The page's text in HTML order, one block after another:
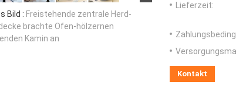
Bild : Freistehende zentrale Herd-
brachte Ofen-hölzernen
Kamin an
Lieferzeit:
Kontakt